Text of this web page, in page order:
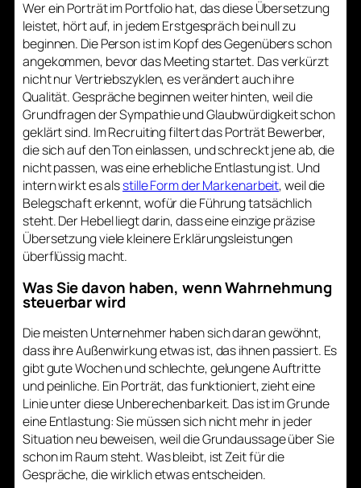
Wer ein Porträt im Portfolio hat, das diese Übersetzung
leistet, hört auf, in jedem Erstgespräch bei null zu
beginnen. Die Person ist im Kopf des Gegenübers schon
angekommen, bevor das Meeting startet. Das verkürzt
nicht nur Vertriebszyklen, es verändert auch ihre
Qualität. Gespräche beginnen weiter hinten, weil die
Grundfragen der Sympathie und Glaubwürdigkeit schon
geklärt sind. Im Recruiting filtert das Porträt Bewerber,
die sich auf den Ton einlassen, und schreckt jene ab, die
nicht passen, was eine erhebliche Entlastung ist. Und
intern wirkt es alsstille Form der Markenarbeit, weil die
Belegschaft erkennt, wofür die Führung tatsächlich
steht. Der Hebel liegt darin, dass eine einzige präzise
Übersetzung viele kleinere Erklärungsleistungen
überflüssig macht.
Was Sie davon haben, wenn Wahrnehmung
steuerbar wird
Die meisten Unternehmer haben sich daran gewöhnt,
dass ihre Außenwirkung etwas ist, das ihnen passiert. Es
gibt gute Wochen und schlechte, gelungene Auftritte
und peinliche. Ein Porträt, das funktioniert, zieht eine
Linie unter diese Unberechenbarkeit. Das ist im Grunde
eine Entlastung: Sie müssen sich nicht mehr in jeder
Situation neu beweisen, weil die Grundaussage über Sie
schon im Raum steht. Was bleibt, ist Zeit für die
Gespräche, die wirklich etwas entscheiden.